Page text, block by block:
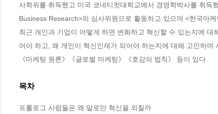
사학위를 취득했고 미국 코네티컷대학교에서 경영학박사를 취
Business Research>의 심사위원으로 활동하고 있으며 <한국마
최근 개인과 기업이 어떻게 하면 변화하고 혁신할 수 있는지에
어야 하고, 왜 개인이 혁신인재가 되어야 하는지에 대해 고민하
《마케팅 원론》《글로벌 마케팅》《호감의 법칙》 등이 있다.
목차
프롤로그 사람들은 왜 말로만 혁신을 외칠까